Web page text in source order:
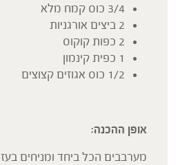
3/4 כוס קמח מלא
2 ביצים אורגניות
2 כפות קוקוס
1 כפית קינמון
1/2 כוס אגוזים קצוצים
אופן ההכנה:
מערבבים הכל ביחד ומניחים